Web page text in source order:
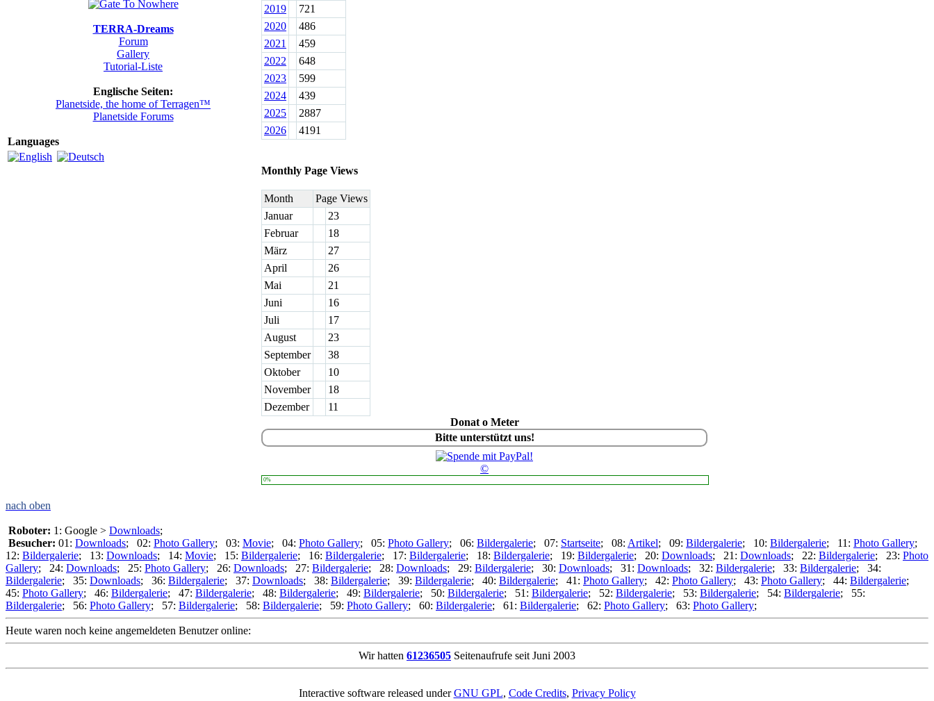
TERRA-Dreams
Forum
Gallery
Tutorial-Liste
Englische Seiten:
Planetside, the home of Terragen™
Planetside Forums
Languages
2019
721
2020
486
2021
459
2022
648
2023
599
2024
439
2025
2887
2026
4191
Monthly Page Views
Month
Page Views
Januar
23
Februar
18
März
27
April
26
Mai
21
Juni
16
Juli
17
August
23
September
38
Oktober
10
November
18
Dezember
11
Donat o Meter
Bitte unterstützt uns!
©
0%
nach oben
Roboter: 1: Google > Downloads;
Besucher: 01: Downloads; 02: Photo Gallery; 03: Movie; 04: Photo Gallery; 05: Photo Gallery; 06: Bildergalerie; 07: Startseite; 08: Artikel; 09: Bildergalerie; 10: Bildergalerie; 11: Photo Gallery;
12: Bildergalerie; 13: Downloads; 14: Movie; 15: Bildergalerie; 16: Bildergalerie; 17: Bildergalerie; 18: Bildergalerie; 19: Bildergalerie; 20: Downloads; 21: Downloads; 22: Bildergalerie; 23: Photo
Gallery; 24: Downloads; 25: Photo Gallery; 26: Downloads; 27: Bildergalerie; 28: Downloads; 29: Bildergalerie; 30: Downloads; 31: Downloads; 32: Bildergalerie; 33: Bildergalerie; 34:
Bildergalerie; 35: Downloads; 36: Bildergalerie; 37: Downloads; 38: Bildergalerie; 39: Bildergalerie; 40: Bildergalerie; 41: Photo Gallery; 42: Photo Gallery; 43: Photo Gallery; 44: Bildergalerie;
45: Photo Gallery; 46: Bildergalerie; 47: Bildergalerie; 48: Bildergalerie; 49: Bildergalerie; 50: Bildergalerie; 51: Bildergalerie; 52: Bildergalerie; 53: Bildergalerie; 54: Bildergalerie; 55:
Bildergalerie; 56: Photo Gallery; 57: Bildergalerie; 58: Bildergalerie; 59: Photo Gallery; 60: Bildergalerie; 61: Bildergalerie; 62: Photo Gallery; 63: Photo Gallery;
Heute waren noch keine angemeldeten Benutzer online:
Wir hatten 61236505 Seitenaufrufe seit Juni 2003
Interactive software released underGNU GPL, Code Credits, Privacy Policy